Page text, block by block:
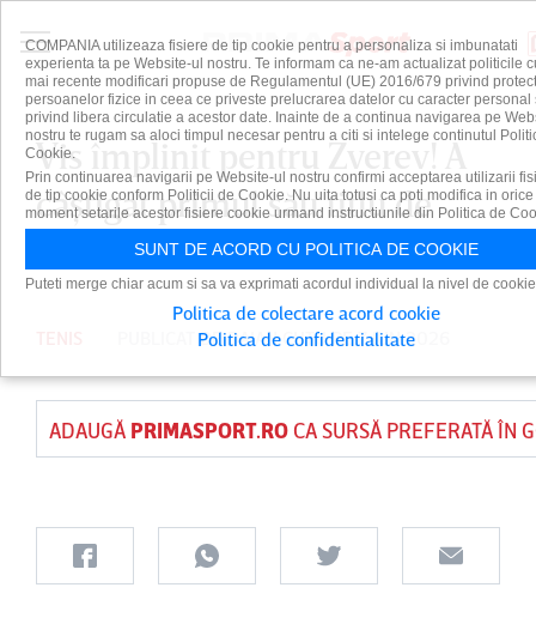
Vis împlinit pentru Zverev! A
câştigat primul său titlu de
Grand Slam
PUBLICAT DEDAIAN CUTUPE 7 IUN 2026
ADAUGĂ PRIMASPORT.ROCA SURSĂ PREFERATĂ ÎN
COMPANIA utilizeaza fisiere de tip cookie pentru a personaliza si imbunatati
experienta ta pe Website-ul nostru. Te informam ca ne-am actualizat politicile
mai recente modificari propuse de Regulamentul (UE) 2016/679 privind
persoanelor fizice in ceea ce priveste prelucrarea datelor cu caracter personal
privind libera circulatie a acestor date. Inainte de a continua navigarea pe
nostru te rugam sa aloci timpul necesar pentru a citi si intelege continutul
Cookie.
Prin continuarea navigarii pe Website-ul nostru confirmi acceptarea utilizarii
de tip cookie conform Politicii de Cookie. Nu uita totusi ca poti modifica in orice
moment setarile acestor fisiere cookie urmand instructiunile din Politica de
SUNT DE ACORD CU POLITICA DE COOKIE
Puteti merge chiar acum si sa va exprimati acordul individual la nivel de
Politica de colectare acord cookie
Politica de confidentialitate